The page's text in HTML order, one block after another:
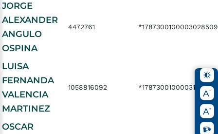
JORGE
ALEXANDER
ANGULO
OSPINA
4472761
LUISA
FERNANDA
VALENCIA
MARTINEZ
1058816092
OSCAR